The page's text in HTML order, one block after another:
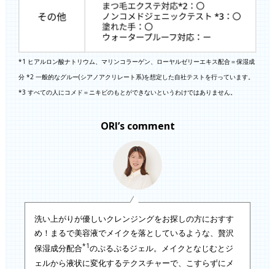
*1 ヒアルロン酸ナトリウム、マリンコラーゲン、ローヤルゼリーエキス配合＝保湿成
分 *2 一般的なグルー(シアノアクリレート系)を想定した自社テストを行っています。
*3 すべての人にコメド＝ニキビのもとができないというわけではありません。
ORI’s comment
洗い上がりが優しいクレンジングをお探しの方におすす
め！まるで美容液でメイクを落としているような、贅沢
保湿成分配合*1のぷるぷるジェル。メイクとなじむとジ
ェルから液状に変化するテクスチャーで、こすらずにメ